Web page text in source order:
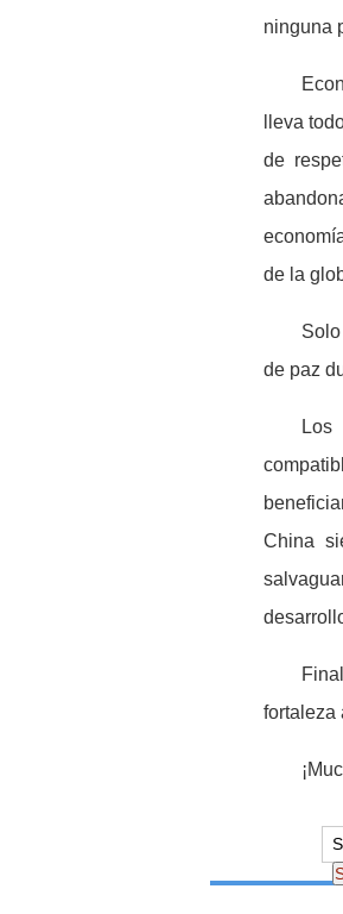
ninguna
Econ
lleva
de
economí
de la
de paz
Los
China
fortaleza
¡